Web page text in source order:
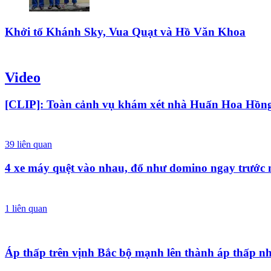
Khởi tố Khánh Sky, Vua Quạt và Hồ Văn Khoa
Video
[CLIP]: Toàn cảnh vụ khám xét nhà Huấn Hoa
39 liên quan
4 xe máy quệt vào nhau, đổ như domino ngay trước
1 liên quan
Áp thấp trên vịnh Bắc bộ mạnh lên thành áp thấp